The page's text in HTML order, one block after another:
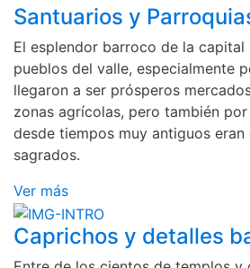
Santuarios y
El esplendor barroco de la
pueblos del valle, especialmente
llegaron a ser prósperos
zonas agrícolas, pero también
desde tiempos muy antiguos eran
sagrados.
Ver más
Caprichos y detalles